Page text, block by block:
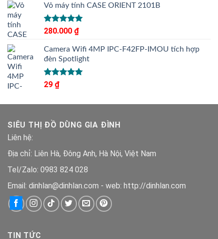
5 sao
là:
390.000 ₫.
tại
Vỏ máy tính CASE ORIENT 2101B
Được xếp
5.00
5 sao
280.000 ₫
Camera Wifi 4MP IPC-F42FP-IMOU tích hợp
đèn Spotlight
Được xếp
hạng
29 ₫
SIÊU THỊ ĐỒ DÙNG GIA ĐÌNH
Liên hệ:
Địa chỉ: Liên Hà, Đông Anh, Hà Nội, Việt Nam
Tel/Zalo: 0983 824 028
Email: dinhlan@dinhlan.com - web: http://dinhlan.com
TIN TỨC